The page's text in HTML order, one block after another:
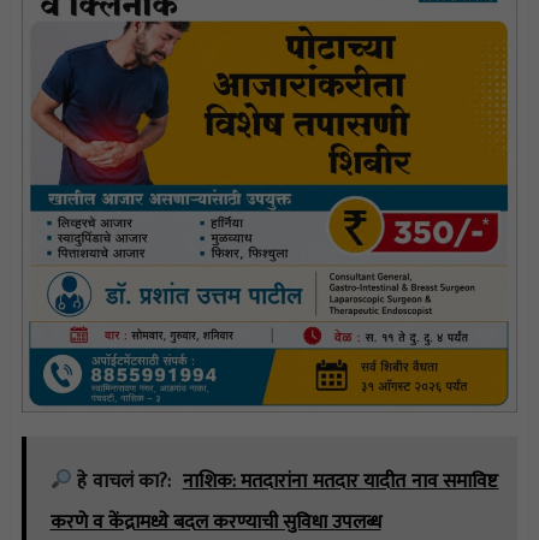
हे वाचलं का?: नाशिक: मतदारांना मतदार यादीत नाव समाविष्ट
करणे व केंद्रामध्ये बदल करण्याची सुविधा उपलब्ध